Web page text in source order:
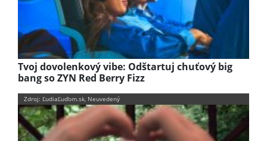
Tvoj dovolenkový vibe: Odštartuj chuťový big
bang so ZYN Red Berry Fizz
Zdroj: ĽudiaĽuďom.sk, Neuvedený